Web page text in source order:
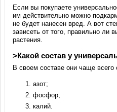
Если вы покупаете
им действительно можно
не будет нанесен вред. А вот
зависеть от того, правильно ли
растения.
>Какой состав у
В своем составе они чаще всего
азот;
фосфор;
калий.